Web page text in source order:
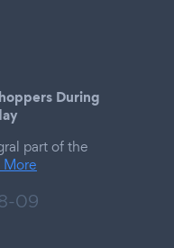
During
part of the
More
09